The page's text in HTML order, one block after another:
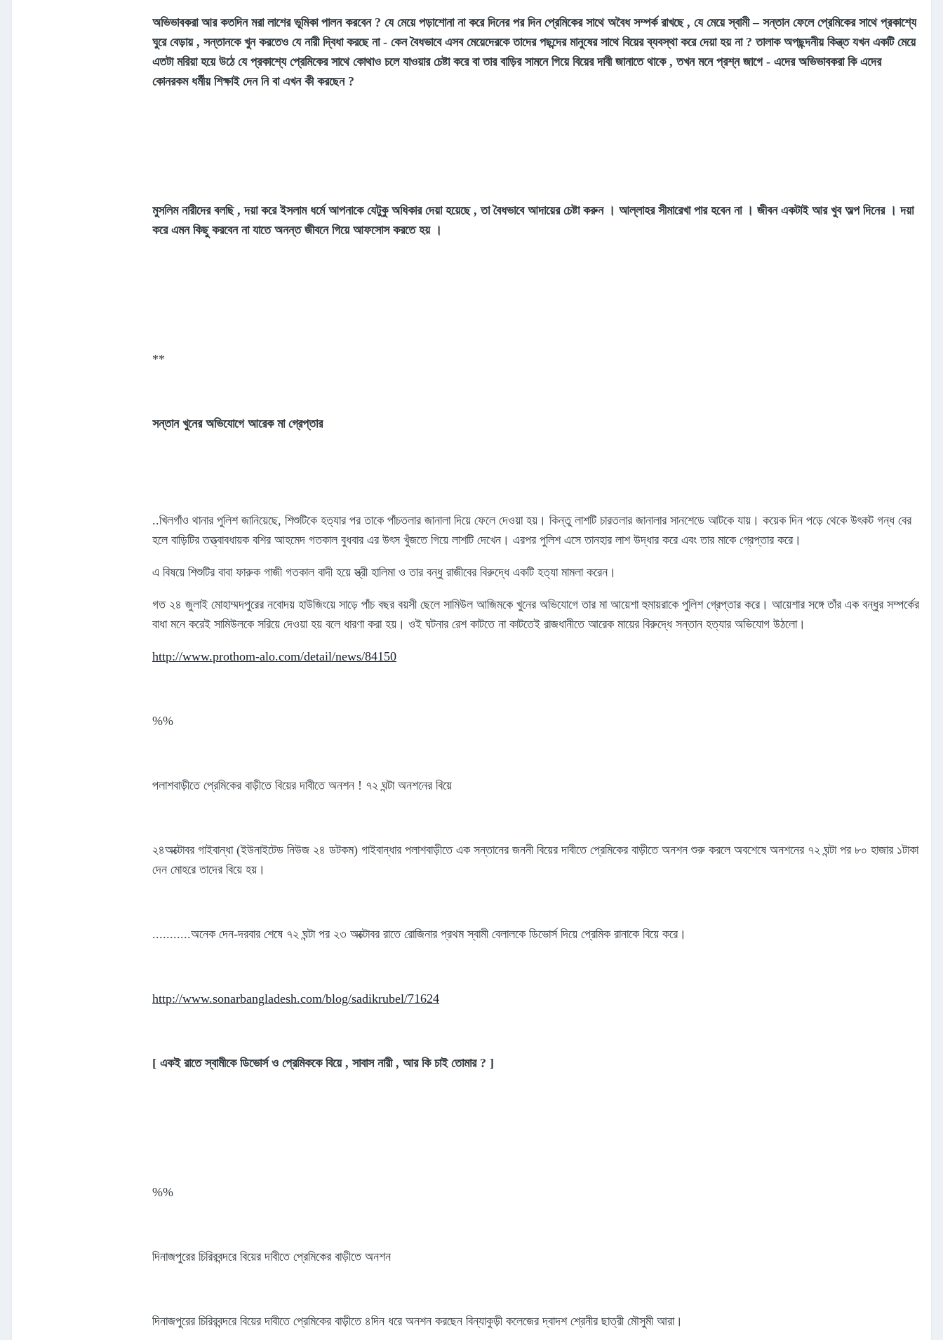
অভিভাবকরা আর কতদিন মরা লাশের ভূমিকা পালন করবেন ? যে মেয়ে পড়াশোনা না করে দিনের পর দিন প্রেমিকের সাথে অবৈধ সম্পর্ক রাখছে , যে মেয়ে স্বামী–সন্তান ফেলে প্রেমিকের সাথে প্রকাশ্যে
ঘুরে বেড়ায় , সন্তানকে খুন করতেও যে নারী দ্বিধা করছে না - কেন বৈধভাবে এসব মেয়েদেরকে তাদের পছন্দের মানুষের সাথে বিয়ের ব্যবস্থা করে দেয়া হয় না ? তালাক অপছন্দনীয় কিন্ত্ত যখন একটি মেয়ে
এতটা মরিয়া হয়ে উঠে যে প্রকাশ্যে প্রেমিকের সাথে কোথাও চলে যাওয়ার চেষ্টা করে বা তার বাড়ির সামনে গিয়ে বিয়ের দাবী জানাতে থাকে , তখন মনে প্রশ্ন জাগে - এদের অভিভাবকরা কি এদের
কোনরকম ধর্মীয় শিক্ষাই দেন নি বা এখন কী করছেন ?
মুসলিম নারীদের বলছি , দয়া করে ইসলাম ধর্মে আপনাকে যেটুকু অধিকার দেয়া হয়েছে , তা বৈধভাবে আদায়ের চেষ্টা করুন । আল্লাহর সীমারেখা পার হবেন না । জীবন একটাই আর খুব অল্প দিনের । দয়া
করে এমন কিছু করবেন না যাতে অনন্ত জীবনে গিয়ে আফসোস করতে হয় ।
**
সন্তান খুনের অভিযোগে আরেক মা গ্রেপ্তার
..খিলগাঁও থানার পুলিশ জানিয়েছে, শিশুটিকে হত্যার পর তাকে পাঁচতলার জানালা দিয়ে ফেলে দেওয়া হয়। কিন্তু লাশটি চারতলার জানালার সানশেডে আটকে যায়। কয়েক দিন পড়ে থেকে উৎকট গন্ধ বের
হলে বাড়িটির তত্ত্বাবধায়ক বশির আহমেদ গতকাল বুধবার এর উৎস খুঁজতে গিয়ে লাশটি দেখেন। এরপর পুলিশ এসে তানহার লাশ উদ্ধার করে এবং তার মাকে গ্রেপ্তার করে।
এ বিষয়ে শিশুটির বাবা ফারুক গাজী গতকাল বাদী হয়ে স্ত্রী হালিমা ও তার বন্ধু রাজীবের বিরুদ্ধে একটি হত্যা মামলা করেন।
গত ২৪ জুলাই মোহাম্মদপুরের নবোদয় হাউজিংয়ে সাড়ে পাঁচ বছর বয়সী ছেলে সামিউল আজিমকে খুনের অভিযোগে তার মা আয়েশা হুমায়রাকে পুলিশ গ্রেপ্তার করে। আয়েশার সঙ্গে তাঁর এক বন্ধুর সম্পর্কের
বাধা মনে করেই সামিউলকে সরিয়ে দেওয়া হয় বলে ধারণা করা হয়। ওই ঘটনার রেশ কাটতে না কাটতেই রাজধানীতে আরেক মায়ের বিরুদ্ধে সন্তান হত্যার অভিযোগ উঠলো।
http://www.prothom-alo.com/detail/news/84150
%%
পলাশবাড়ীতে প্রেমিকের বাড়ীতে বিয়ের দাবীতে অনশন ! ৭২ ঘন্টা অনশনের বিয়ে
২৪অক্টোবর গাইবান্ধা (ইউনাইটেড নিউজ ২৪ ডটকম) গাইবান্ধার পলাশবাড়ীতে এক সন্তানের জননী বিয়ের দাবীতে প্রেমিকের বাড়ীতে অনশন শুরু করলে অবশেষে অনশনের ৭২ ঘন্টা পর ৮০ হাজার ১টাকা
দেন মোহরে তাদের বিয়ে হয়।
...........অনেক দেন-দরবার শেষে ৭২ ঘন্টা পর ২৩ অক্টোবর রাতে রোজিনার প্রথম স্বামী বেলালকে ডিভোর্স দিয়ে প্রেমিক রানাকে বিয়ে করে।
http://www.sonarbangladesh.com/blog/sadikrubel/71624
[ একই রাতে স্বামীকে ডিভোর্স ও প্রেমিককে বিয়ে , সাবাস নারী , আর কি চাই তোমার ? ]
%%
দিনাজপুরের চিরিরবন্দরে বিয়ের দাবীতে প্রেমিকের বাড়ীতে অনশন
দিনাজপুরের চিরিরবন্দরে বিয়ের দাবীতে প্রেমিকের বাড়ীতে ৪দিন ধরে অনশন করছেন বিন্যাকুড়ী কলেজের দ্বাদশ শ্রেনীর ছাত্রী মৌসুমী আরা।